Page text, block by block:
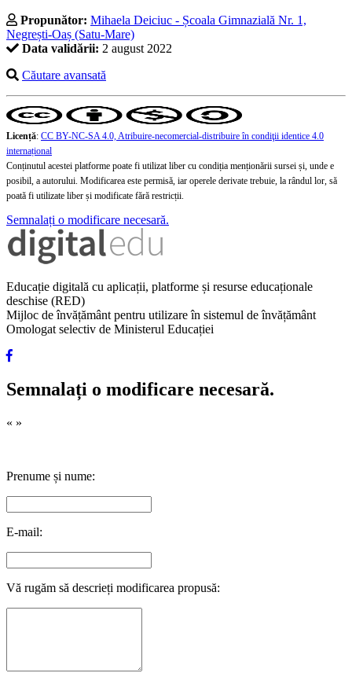
Propunător: Mihaela Deiciuc - Școala Gimnazială Nr. 1,
Negrești-Oaș (Satu-Mare)
Data validării: 2 august 2022
Căutare avansată
Licență: CC BY-NC-SA 4.0, Atribuire-necomercial-distribuire în condiţii identice 4.0
internațional
Conținutul acestei platforme poate fi utilizat liber cu condiția menționării sursei și, unde e
posibil, a autorului. Modificarea este permisă, iar operele derivate trebuie, la rândul lor, să
poată fi utilizate liber și modificate fără restricții.
Semnalați o modificare necesară.
Educație digitală cu aplicații, platforme și resurse educaționale
deschise (RED)
Mijloc de învățământ pentru utilizare în sistemul de învățământ
Omologat selectiv de Ministerul Educației
Semnalați o modificare necesară.
« »
Prenume și nume:
E-mail:
Vă rugăm să descrieți modificarea propusă: